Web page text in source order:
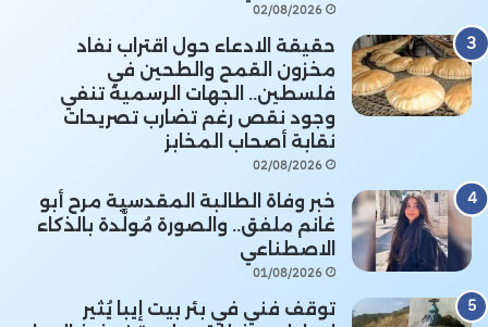
02/08/2026
حقيقة الادعاء حول اقتراب نفاد
مخزون القمح والطحين في
فلسطين.. الجهات الرسمية تنفي
وجود نقص رغم تضارب تصريحات
نقابة أصحاب المخابز
02/08/2026
خبر وفاة الطالبة المقدسية مرح أبو
غانم ملفق.. والصورة مُولَّدة بالذكاء
الاصطناعي
01/08/2026
توقف فني في بئر بيت إيبا يُثير